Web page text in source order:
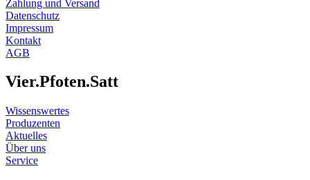
Die
Optionen
können
auf
gewählt
Zahlung und Versand
Datenschutz
Impressum
Kontakt
AGB
Vier.Pfoten.Satt
Wissenswertes
Produzenten
Aktuelles
Über uns
Service